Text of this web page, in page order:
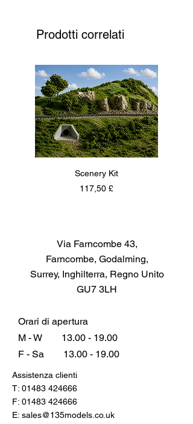
Prodotti correlati
Scenery Kit
Prezzo
117,50 £
Via Farncombe 43,
Farncombe, Godalming,
Surrey, Inghilterra, Regno Unito
GU7 3LH
Orari di apertura
M - W
13.00 - 19.00
F - Sa
13.00 - 19.00
Assistenza clienti
T: 01483 424666
F: 01483 424666
E: sales@135models.co.uk